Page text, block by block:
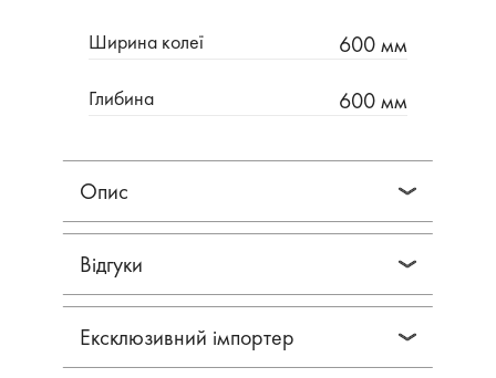
Ширина колеї 600 мм
Глибина 600 мм
Опис
Відгуки
Ексклюзивний імпортер